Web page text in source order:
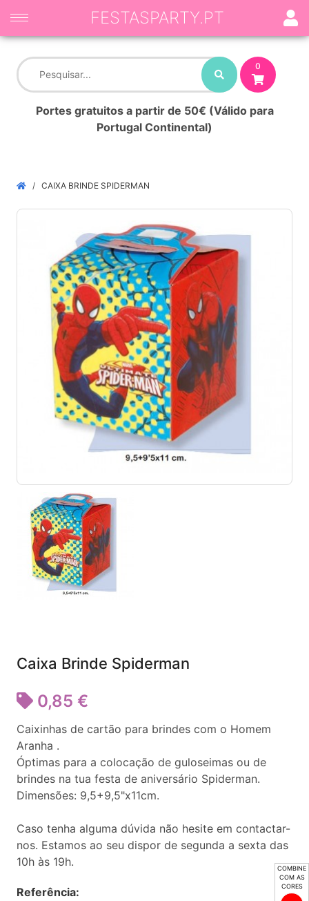
COMBINE
COM AS
CORES
0
Portes gratuitos a partir de 50€ (Válido para
Portugal Continental)
FESTASPARTY.PT
CAIXA BRINDE SPIDERMAN
Caixa Brinde Spiderman
0,85 €
Caixinhas de cartão para brindes com o Homem
Aranha .
Óptimas para a colocação de guloseimas ou de
brindes na tua festa de aniversário Spiderman.
Dimensões: 9,5+9,5"x11cm.
Caso tenha alguma dúvida não hesite em contactar-
nos. Estamos ao seu dispor de segunda a sexta das
10h às 19h.
Referência: